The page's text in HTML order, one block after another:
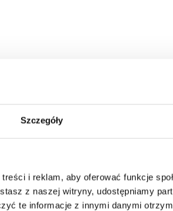
Szczegóły
i reklam, aby oferować funkcje
z naszej witryny, udostępniamy
te informacje z innymi danymi